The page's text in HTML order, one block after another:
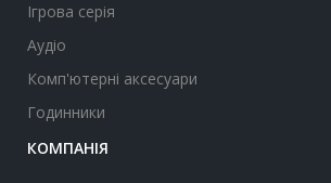
Ігрова серія
Аудіо
Комп'ютерні аксесуари
Годинники
КОМПАНІЯ